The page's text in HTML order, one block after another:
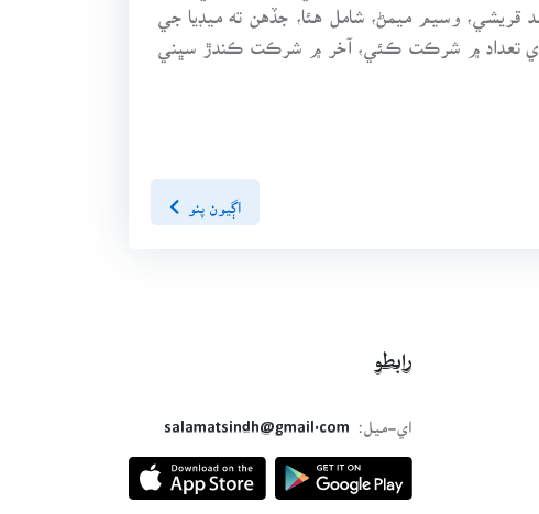
قريشي، وسيم ميمڻ، شامل هئا، جڏهن ته ميڊيا جي
وڏي تعداد ۾ شرڪت ڪئي، آخر ۾ شرڪت ڪندڙ سڀني
اڳيون پنو
رابطو
اي-ميل:
salamatsindh@gmail.com